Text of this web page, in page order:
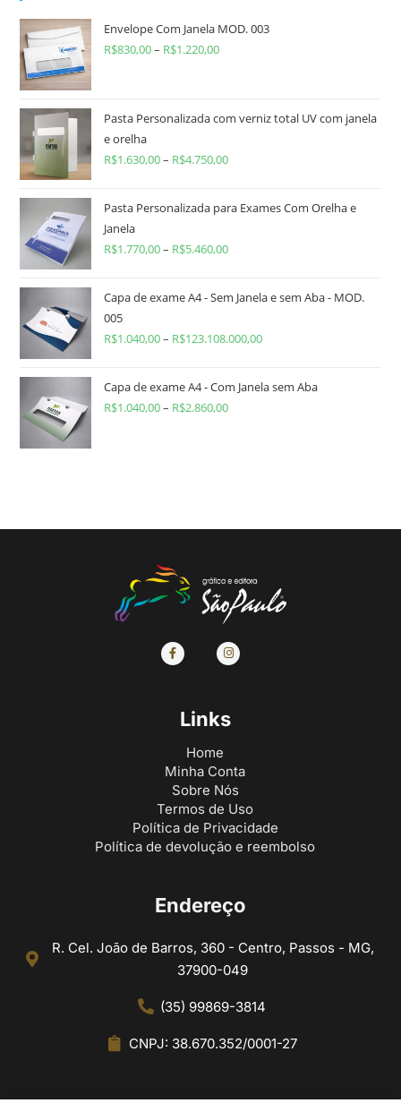
Envelope Com Janela MOD. 003
R$830,00– R$1.220,00
Pasta Personalizada com verniz total UV com janela
e orelha
R$1.630,00– R$4.750,00
Pasta Personalizada para Exames Com Orelha e
Janela
R$1.770,00– R$5.460,00
Capa de exame A4 - Sem Janela e sem Aba - MOD.
005
R$1.040,00– R$123.108.000,00
Capa de exame A4 - Com Janela sem Aba
R$1.040,00– R$2.860,00
Links
Home
Minha Conta
Sobre Nós
Termos de Uso
Política de Privacidade
Política de devolução e reembolso
Endereço
R. Cel. João de Barros, 360 - Centro, Passos - MG,
37900-049
(35) 99869-3814
CNPJ: 38.670.352/0001-27